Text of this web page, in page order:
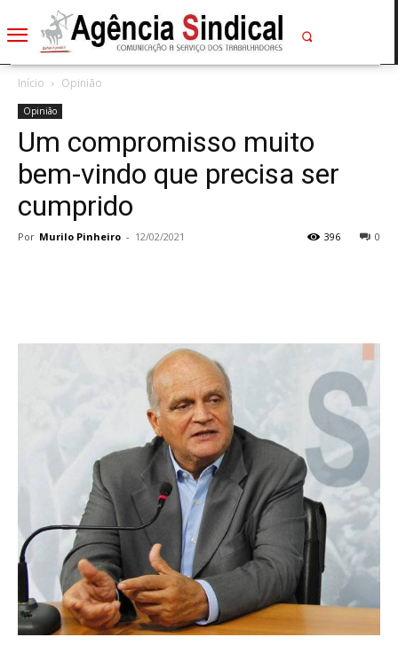
Início Opinião
Opinião
Um compromisso muito
bem-vindo que precisa ser
cumprido
Por Murilo Pinheiro - 12/02/2021 0
396